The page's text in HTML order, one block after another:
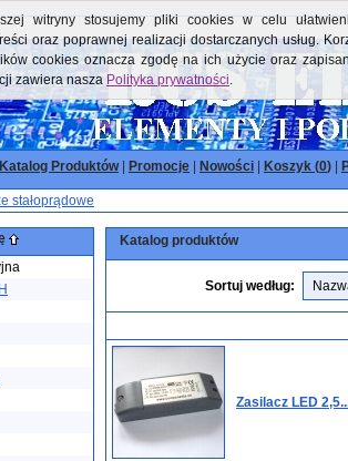
Katalog Produktów| Promocje Nowości Koszyk (0)
stałoprądowe
Katalog produktów
Sortuj według:
Zasilacz LED
witryny stosujemy pliki cookies w celu
oraz poprawnej realizacji dostarczanych usług.
cookies oznacza zgodę na ich użycie oraz
zawiera nasza Polityka prywatności.